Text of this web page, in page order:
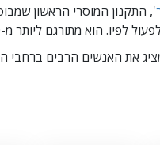
', התקנון המוסרי הראשון
לפיו. הוא מתורגם ליותר מ-110 שפות.
את האנשים הרבים ברחבי